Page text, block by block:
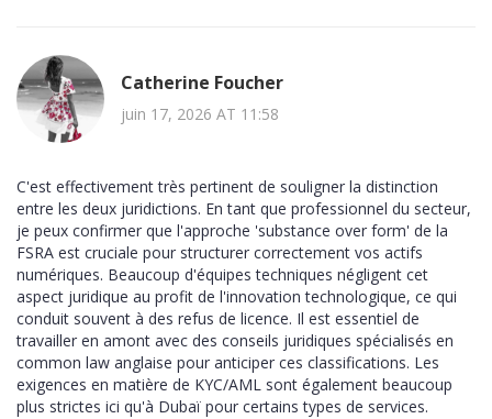
Catherine Foucher
juin 17, 2026 AT 11:58
C'est effectivement très pertinent de souligner la distinction
entre les deux juridictions. En tant que professionnel du secteur,
je peux confirmer que l'approche 'substance over form' de la
FSRA est cruciale pour structurer correctement vos actifs
numériques. Beaucoup d'équipes techniques négligent cet
aspect juridique au profit de l'innovation technologique, ce qui
conduit souvent à des refus de licence. Il est essentiel de
travailler en amont avec des conseils juridiques spécialisés en
common law anglaise pour anticiper ces classifications. Les
exigences en matière de KYC/AML sont également beaucoup
plus strictes ici qu'à Dubaï pour certains types de services.